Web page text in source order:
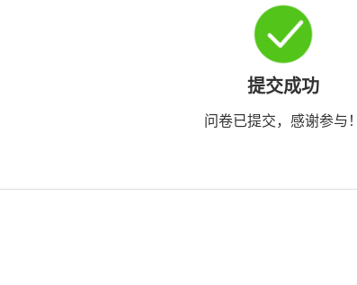
提交成功
问卷已提交，感谢参与！